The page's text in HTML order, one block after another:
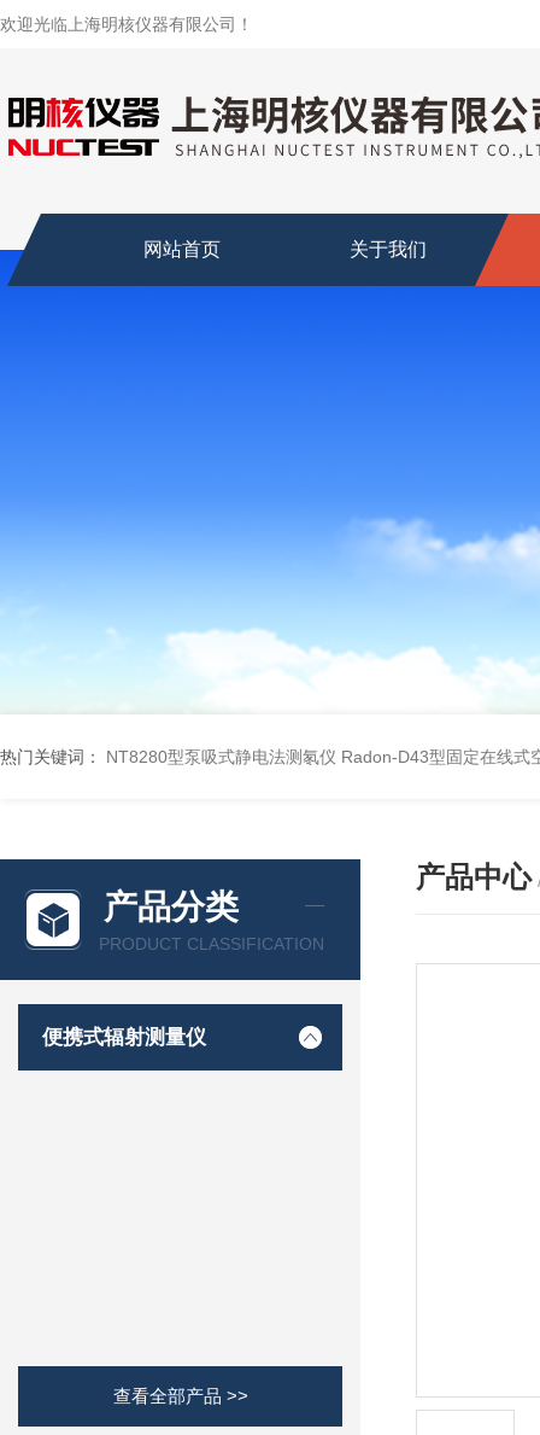
欢迎光临上海明核仪器有限公司！
网站首页 关于我们
热门关键词： NT8280型泵吸式静电法测氡仪 Radon-D43型固定在线式
产品分类
PRODUCT CLASSIFICATION
便携式辐射测量仪
查看全部产品 >>
产品中心